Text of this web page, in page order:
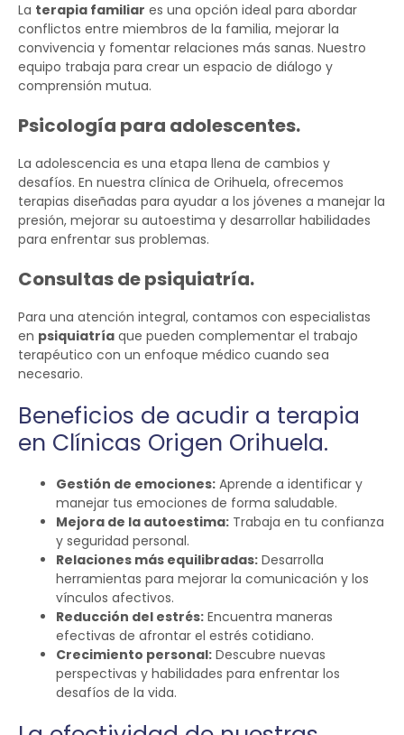
La terapia familiar es una opción ideal para abordar
conflictos entre miembros de la familia, mejorar la
convivencia y fomentar relaciones más sanas. Nuestro
equipo trabaja para crear un espacio de diálogo y
comprensión mutua.
Psicología para adolescentes.
La adolescencia es una etapa llena de cambios y
desafíos. En nuestra clínica de Orihuela, ofrecemos
terapias diseñadas para ayudar a los jóvenes a manejar la
presión, mejorar su autoestima y desarrollar habilidades
para enfrentar sus problemas.
Consultas de psiquiatría.
Para una atención integral, contamos con especialistas
en psiquiatría que pueden complementar el trabajo
terapéutico con un enfoque médico cuando sea
necesario.
Beneficios de acudir a terapia
en Clínicas Origen Orihuela.
Gestión de emociones: Aprende a identificar y
manejar tus emociones de forma saludable.
Mejora de la autoestima: Trabaja en tu confianza
y seguridad personal.
Relaciones más equilibradas: Desarrolla
herramientas para mejorar la comunicación y los
vínculos afectivos.
Reducción del estrés: Encuentra maneras
efectivas de afrontar el estrés cotidiano.
Crecimiento personal: Descubre nuevas
perspectivas y habilidades para enfrentar los
desafíos de la vida.